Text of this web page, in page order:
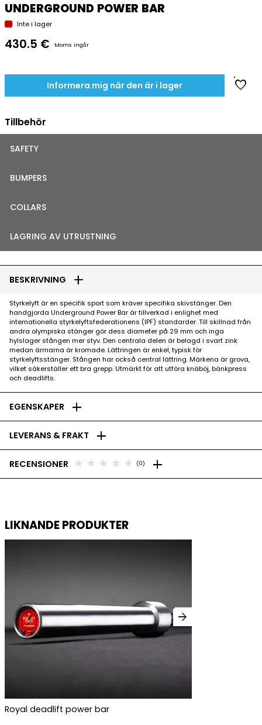
UNDERGROUND POWER BAR
Inte i lager
430.5 € Moms ingår
Informera mig när den är i lager favorite
Tillbehör
SAFETY
BUMPERS
COLLARS
LAGRING AV UTRUSTNING
BESKRIVNING add
Styrkelyft är en specifik sport som kräver specifika skivstänger. Den
handgjorda Underground Power Bar är tillverkad i enlighet med
internationella styrkelyftsfederationens (IPF) standarder. Till skillnad från
andra olympiska stänger gör dess diameter på 29 mm och inga
hylslager stången mer styv. Den centrala delen är belagd i svart zink
medan ärmarna är kromade. Lättringen är enkel, typisk för
styrkelyftsstänger. Stången har också central lättring. Märkena är grova,
vilket säkerställer ett bra grepp. Utmärkt för att utföra knäböj, bänkpress
och deadlifts.
EGENSKAPER add
LEVERANS & FRAKT add
RECENSIONER star star star star star (0) add
LIKNANDE PRODUKTER
Royal deadlift power bar
arrow_forward